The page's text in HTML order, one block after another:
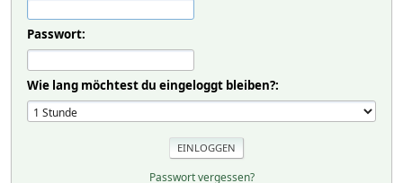
Passwort:
Wie lang möchtest du eingeloggt bleiben?:
Passwort vergessen?